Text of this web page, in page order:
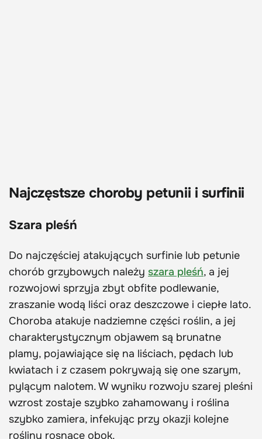
Najczęstsze choroby petunii i surfinii
Szara pleśń
Do najczęściej atakujących surfinie lub petunie
chorób grzybowych należy szara pleśń, a jej
rozwojowi sprzyja zbyt obfite podlewanie,
zraszanie wodą liści oraz deszczowe i ciepłe lato.
Choroba atakuje nadziemne części roślin, a jej
charakterystycznym objawem są brunatne
plamy, pojawiające się na liściach, pędach lub
kwiatach i z czasem pokrywają się one szarym,
pylącym nalotem. W wyniku rozwoju szarej pleśni
wzrost zostaje szybko zahamowany i roślina
szybko zamiera, infekując przy okazji kolejne
rośliny rosnące obok.